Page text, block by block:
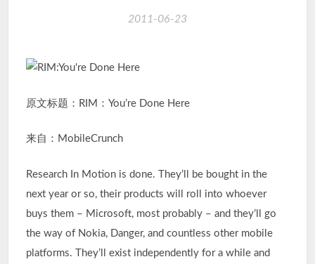
2011-06-23
原文标题：RIM：You’re Done Here
来自：MobileCrunch
Research In Motion is done. They’ll be bought in the
next year or so, their products will roll into whoever
buys them – Microsoft, most probably – and they’ll go
the way of Nokia, Danger, and countless other mobile
platforms. They’ll exist independently for a while and